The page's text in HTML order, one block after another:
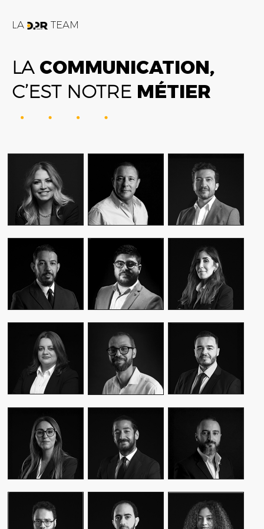
LA TEAM
LACOMMUNICATION,
C’EST NOTRE MÉTIER
FATIME ZOHRA
OUTAGHANI
CEO & FOUNDER
ALEX AXIOTIS
CEO & FOUNDER
AMIN FARES
GENERAL
MANAGER
WASSIM KASSARI
CHIEF FINANCIAL
OFFICER
MALIK IRAQI
MANAGING
DIRECTOR
YASMINE MYRIAM
DIRECTOR OF
OPERATIONS –
PUBLIC RELATIONS
MOUNA EL AZIM
DIRECTOR OF
OPERATIONS
AMINE LAGSSIR
STRATEGY
DIRECTOR
KARIM BENKIRAN
CHIEF CREATIVE
OFFICER
MEKHTOUME
PMO CHANGE &
WALID BAHYA
BUSINESS LEAD
GROUP
SAMI SABER
MEDIA RELATIONS
DIRECTOR